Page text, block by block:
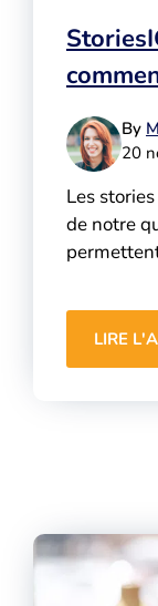
By
20
Les
de notre
LIRE